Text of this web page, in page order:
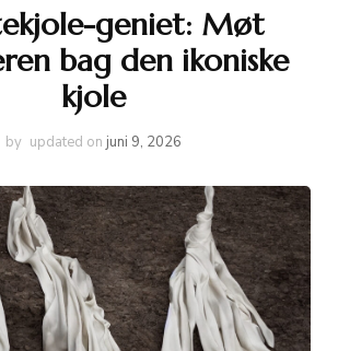
geniet: Møt
bag den ikoniske
kjole
by updated on juni 9, 2026